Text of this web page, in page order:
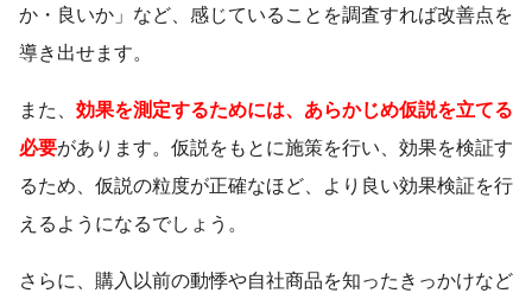
か・良いか」など、感じていることを調査すれば改善点を
導き出せます。
また、 効果を測定するためには、あらかじめ仮説を立てる
必要があります。仮説をもとに施策を行い、効果を検証す
るため、仮説の粒度が正確なほど、より良い効果検証を行
えるようになるでしょう。
さらに、購入以前の動悸や自社商品を知ったきっかけなど